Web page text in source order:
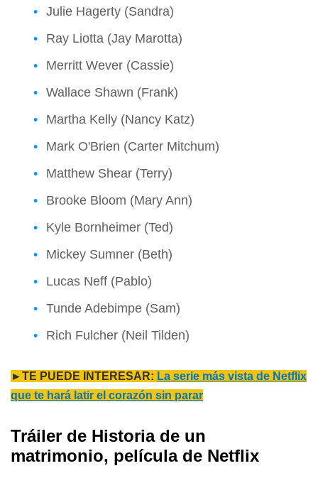
Julie Hagerty (Sandra)
Ray Liotta (Jay Marotta)
Merritt Wever (Cassie)
Wallace Shawn (Frank)
Martha Kelly (Nancy Katz)
Mark O'Brien (Carter Mitchum)
Matthew Shear (Terry)
Brooke Bloom (Mary Ann)
Kyle Bornheimer (Ted)
Mickey Sumner (Beth)
Lucas Neff (Pablo)
Tunde Adebimpe (Sam)
Rich Fulcher (Neil Tilden)
►TE PUEDE INTERESAR: La serie más vista de Netflix
que te hará latir el corazón sin parar
Tráiler de Historia de un
matrimonio, película de Netflix